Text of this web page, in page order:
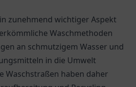
zunehmend wichtiger Aspekt
Waschmethoden
an schmutzigem Wasser und
in die Umwelt
Waschstraßen haben daher